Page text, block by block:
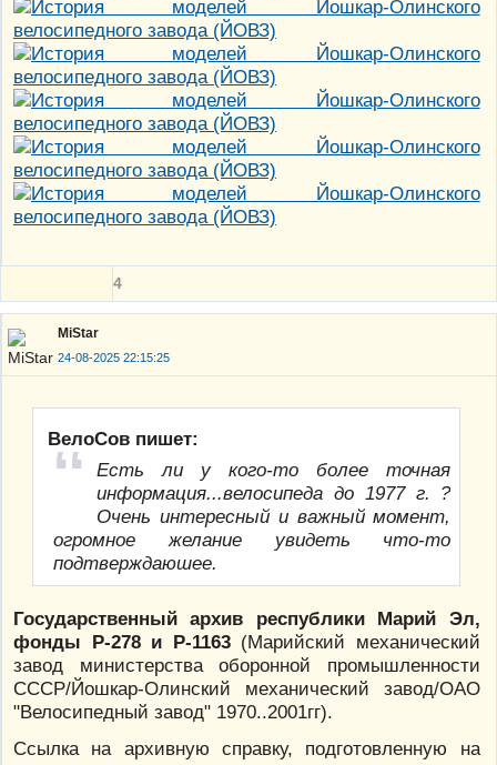
4
MiStar
24-08-2025 22:15:25
ВелоСов пишет:
Есть ли у кого-то более точная
информация...велосипеда до 1977 г. ?
Очень интересный и важный момент,
огромное желание увидеть что-то
подтверждаюшее.
Государственный архив республики Марий Эл,
фонды Р-278 и Р-1163(Марийский механический
завод министерства оборонной промышленности
СССР/Йошкар-Олинский механический завод/ОАО
"Велосипедный завод" 1970..2001гг).
Ссылка на архивную справку, подготовленную на